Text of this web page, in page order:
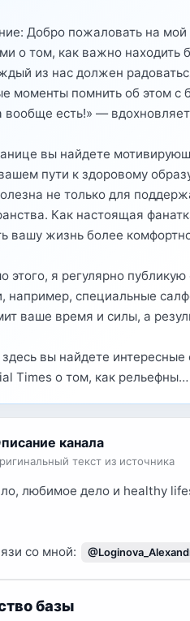
Добро пожаловать на
о том, как важно находить
из нас должен
моменты помнить об этом с
вообще есть!» —
вы найдете
пути к здоровому
не только для
Как настоящая
вашу жизнь более
этого, я регулярно
например, специальные
ваше время и силы, а
вы найдете интересные
Times о том, как рельефны…
канала
текст из источника
любимое дело и healthy
со мной:
базы